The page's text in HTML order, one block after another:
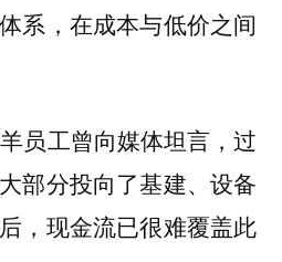
系，在成本与低价之间
员工曾向媒体坦言，过
部分投向了基建、设备
，现金流已很难覆盖此